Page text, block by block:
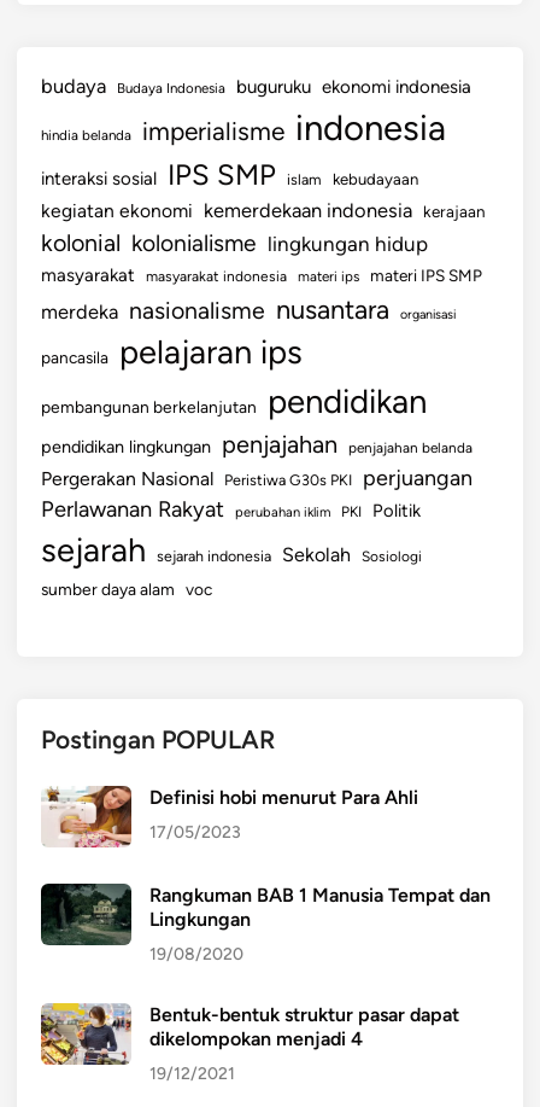
budaya Budaya Indonesia buguruku ekonomi indonesia
hindia belanda imperialisme indonesia
interaksi sosial IPS SMP islam kebudayaan
kegiatan ekonomi kemerdekaan indonesia kerajaan
kolonial kolonialisme lingkungan hidup
masyarakat masyarakat indonesia materi ips materi IPS SMP
merdeka nasionalisme nusantara organisasi
pancasila pelajaran ips
pembangunan berkelanjutan pendidikan
pendidikan lingkungan penjajahan penjajahan belanda
Pergerakan Nasional Peristiwa G30s PKI perjuangan
Perlawanan Rakyat perubahan iklim PKI Politik
sejarah sejarah indonesia Sekolah Sosiologi
sumber daya alam voc
Postingan POPULAR
Definisi hobi menurut Para Ahli
17/05/2023
Rangkuman BAB 1 Manusia Tempat dan
Lingkungan
19/08/2020
Bentuk-bentuk struktur pasar dapat
dikelompokan menjadi 4
19/12/2021